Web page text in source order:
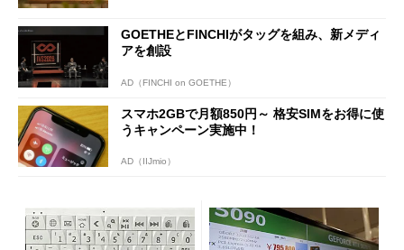
GOETHEとFINCHIがタッグを組み、新メディ
アを創設
AD（FINCHI on GOETHE）
スマホ2GBで月額850円～ 格安SIMをお得に使
うキャンペーン実施中！
AD（IIJmio）